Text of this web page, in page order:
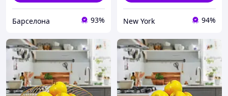
Барселона 93% New York 94%